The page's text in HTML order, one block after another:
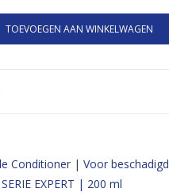
TOEVOEGEN AAN WINKELWAGEN
Conditioner | Voor beschadigd
EXPERT | 200 ml